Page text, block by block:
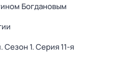
Богдановым
. Сезон 1. Серия 11-я